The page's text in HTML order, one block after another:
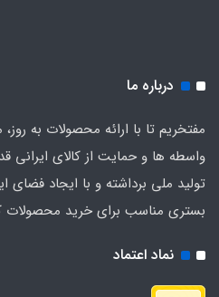
نماد اعتماد
درباره ما
مفتخریم تا با ارائه محصولات به
واسطه ها و حمایت از کالای
تولید ملی برداشته و با ایجاد
بستری مناسب برای خرید محصولات